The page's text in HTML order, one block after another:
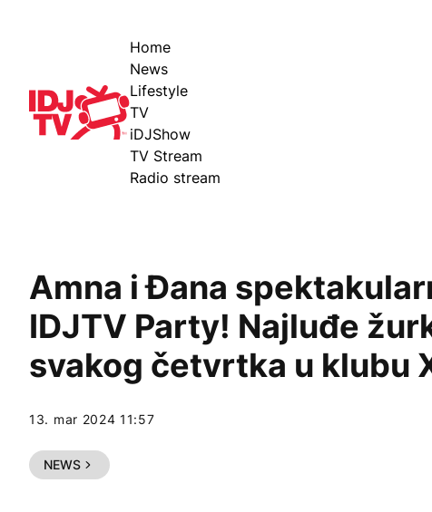
IDJ TV
Home
News
Lifestyle
TV
iDJShow
TV Stream
Radio stream
Amna i Đana
IDJTV Party! Najluđe
svakog četvrtka u klubu
13. mar 2024 11:57
NEWS